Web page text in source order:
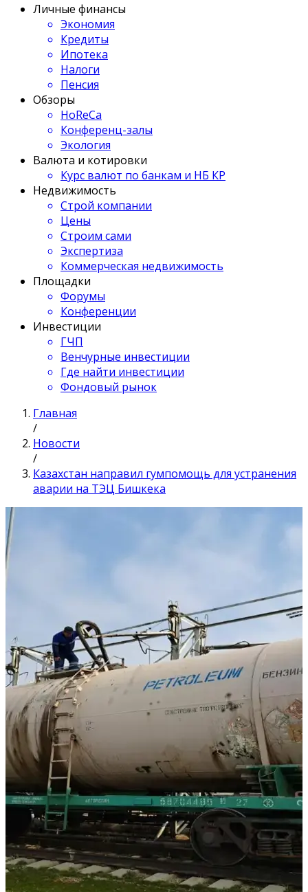
Личные финансы
Экономия
Кредиты
Ипотека
Налоги
Пенсия
Обзоры
HoReCa
Конференц-залы
Экология
Валюта и котировки
Курс валют по банкам и НБ КР
Недвижимость
Строй компании
Цены
Строим сами
Экспертиза
Коммерческая недвижимость
Площадки
Форумы
Конференции
Инвестиции
ГЧП
Венчурные инвестиции
Где найти инвестиции
Фондовый рынок
Главная
/
Новости
/
Казахстан направил гумпомощь для устранения
аварии на ТЭЦ Бишкека